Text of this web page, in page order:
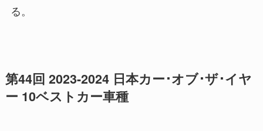
る。
第44回 2023-2024 日本カー･オブ･ザ･イヤ
ー 10ベストカー車種